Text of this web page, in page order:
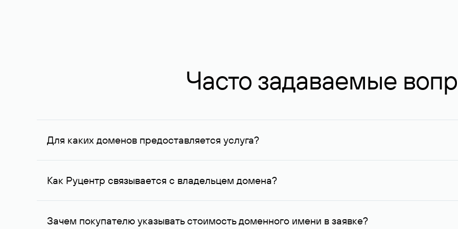
Часто задаваемые
Для каких доменов предоставляется услуга?
Услуга доступна для доменов, зарегистрированных в Руцентре и у других регистраторов. Для доменов,
Как Руцентр связывается с владельцем домена?
Для связи с владельцем домена используются его контактные данные, доступные Руцентру.
Зачем покупателю указывать стоимость доменного имени в заявке?